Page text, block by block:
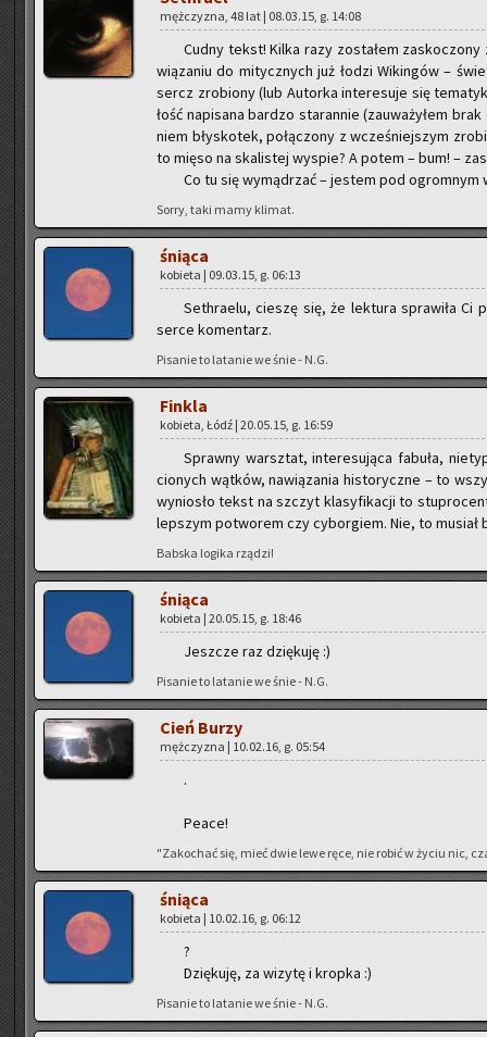
męż­czy­zna, 48 lat | 08.03.15, g. 14:08
Cudny tekst! Kilka razy zo­sta­łem
wią­za­niu do mi­tycz­nych już łodzi Wi­kin­gów –
sercz zro­bio­ny (lub Au­tor­ka in­te­re­su­je się
łość na­pi­sa­na bar­dzo sta­ran­nie (za­uwa­ży­łem
niem bły­sko­tek, po­łą­czo­ny z wcze­śniej­szym
to mięso na ska­li­stej wy­spie? A potem – bum! –
Co tu się wy­mą­drzać – je­stem pod ogrom­nym
Sorry, taki mamy kli­mat.
śnią­ca
ko­bie­ta | 09.03.15, g. 06:13
Se­th­ra­elu, cie­szę się, że lek­tu­ra spra­wi­ła Ci
serce ko­men­tarz.
Pi­sa­nie to la­ta­nie we śnie - N.G.
Fin­kla
ko­bie­ta, Łódź | 20.05.15, g. 16:59
Spraw­ny warsz­tat, in­te­re­su­ją­ca fa­bu­ła,
cio­nych wąt­ków, na­wią­za­nia hi­sto­rycz­ne – to
wy­nio­sło tekst na szczyt kla­sy­fi­ka­cji to
lep­szym po­two­rem czy cy­bor­giem. Nie, to
Bab­ska lo­gi­ka rzą­dzi!
śnią­ca
ko­bie­ta | 20.05.15, g. 18:46
Jesz­cze raz dzię­ku­ję :)
Pi­sa­nie to la­ta­nie we śnie - N.G.
Cień Burzy
męż­czy­zna | 10.02.16, g. 05:54
.
Peace!
"Za­ko­chać się, mieć dwie lewe ręce, nie robić w życiu nic,
śnią­ca
ko­bie­ta | 10.02.16, g. 06:12
?
Dzię­ku­ję, za wi­zy­tę i krop­ka :)
Pi­sa­nie to la­ta­nie we śnie - N.G.